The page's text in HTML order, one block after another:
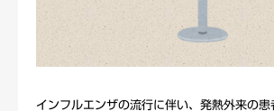
インフルエンザの流行に伴い、発熱外来の患
アクセス